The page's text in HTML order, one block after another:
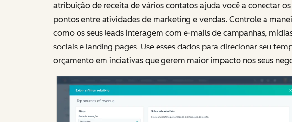
atribuição de receita de vários contatos ajuda você a conectar os
pontos entre atividades de marketing e vendas. Controle a
como os seus leads interagem com e-mails de campanhas,
sociais e landing pages. Use esses dados para direcionar seu
orçamento em inciativas que gerem maior impacto nos seus